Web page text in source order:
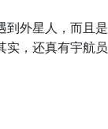
到外星人，而且是
实，还真有宇航员